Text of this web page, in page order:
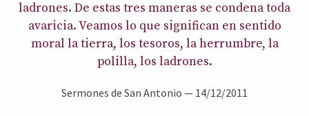
ladrones. De estas tres maneras se condena toda
avaricia. Veamos lo que significan en sentido
moral la tierra, los tesoros, la herrumbre, la
polilla, los ladrones.
Sermones de San Antonio — 14/12/2011